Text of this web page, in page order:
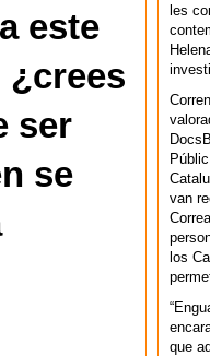
este
¿crees
ser
se
les
van
los
que